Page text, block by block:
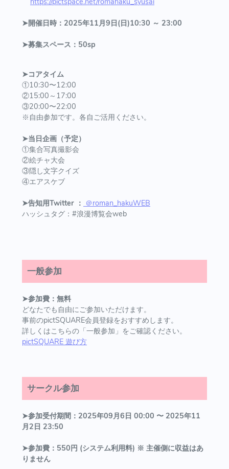
➤開催日時：2025年11月9日(日)10:30 ～ 23:00
➤募集スペース：50sp
➤コアタイム
①10:30〜12:00
②15:00～17:00
③20:00〜22:00
※自由参加です。各自ご活用ください。
➤当日企画（予定）
①集合写真撮影会
②絵チャ大会
③隠し文字クイズ
④エアスケブ
➤告知用Twitter ： ＠roman_hakuWEB
ハッシュタグ：#浪漫博覧会web
一般参加
➤参加費：無料
どなたでも自由にご参加いただけます。
事前のpictSQUARE会員登録をおすすめします。
詳しくはこちらの「一般参加」をご確認ください。
pictSQUARE 遊び方
サークル参加
➤参加受付期間：2025年09月6日 00:00 〜 2025年11
月2日 23:50
➤参加費：550円 (システム利用料) ※ 主催側に収益はあ
りません